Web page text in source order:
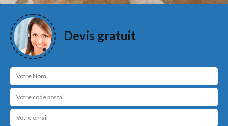
Devis gratuit